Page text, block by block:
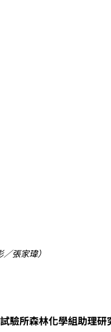
張家瑋）
所森林化學組助理